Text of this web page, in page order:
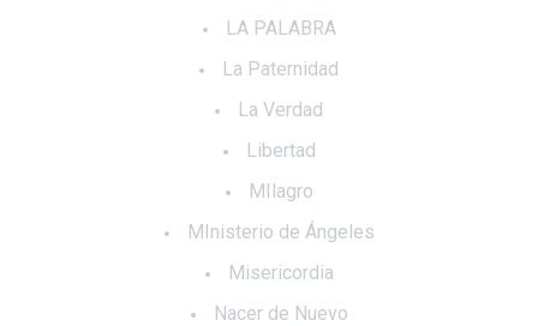
LA PALABRA
La Paternidad
La Verdad
Libertad
MIlagro
MInisterio de Ángeles
Misericordia
Nacer de Nuevo